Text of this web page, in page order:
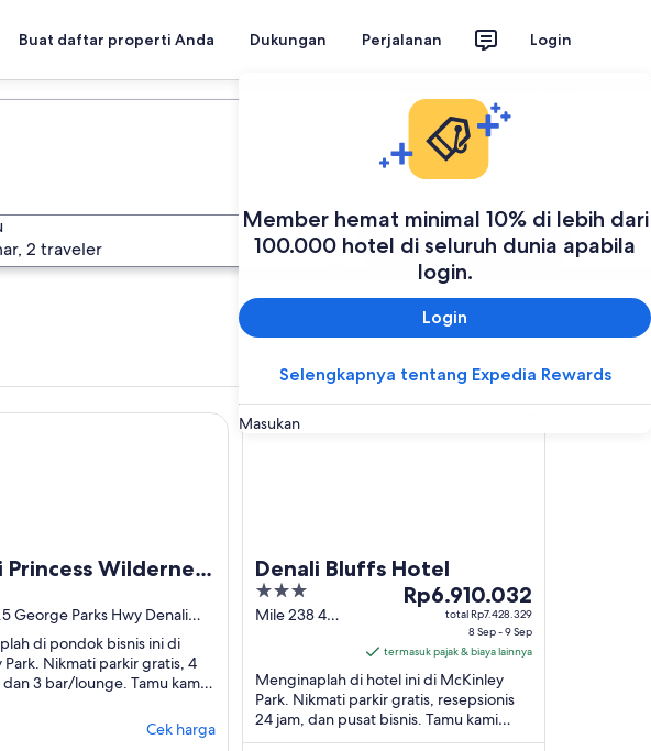
Buat daftar properti Anda Dukungan Perjalanan Login
Member hemat minimal 10% di lebih dari
100.000 hotel di seluruh dunia apabila
login.
Login
Selengkapnya tentang Expedia Rewards
Masukan
2 traveler
Cari
Princess Wilderness
George Parks Hwy Denali
AK
di pondok bisnis ini di
Park. Nikmati parkir gratis, 4
3 bar/lounge. Tamu kami
Cek harga
Wilderness Lodge
Denali Bluffs Hotel
3
out
Mile 238 4
National Park
AK
Harga
Rp6.910.032
malam
dari
8
Sep
Rp6.910.032
total Rp7.428.329
8 Sep - 9 Sep
termasuk pajak & biaya lainnya
Menginaplah di hotel ini di McKinley
Park. Nikmati parkir gratis, resepsionis
24 jam, dan pusat bisnis. Tamu kami
memuji staf dan kebersihan kamar di
Denali Bluffs Hotel